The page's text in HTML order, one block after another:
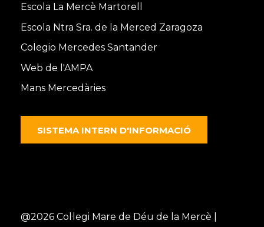
Escola La Mercè Martorell
Escola Ntra Sra. de la Merced Zaragoza
Colegio Mercedes Santander
Web de l'AMPA
Mans Mercedàries
SISTEMA INTERN D'INFORMACIÓ
@2026 Col·legi Mare de Déu de la Mercè |